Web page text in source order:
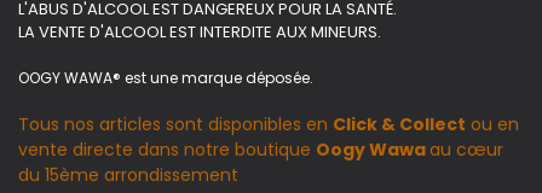
L'ABUS D'ALCOOL EST DANGEREUX POUR LA SANTÉ.
LA VENTE D'ALCOOL EST INTERDITE AUX MINEURS.
OOGY WAWA® est une marque déposée.
Tous nos articles sont disponibles en Click & Collect ou en
vente directe dans notre boutique Oogy Wawaau cœur
du 15ème arrondissement